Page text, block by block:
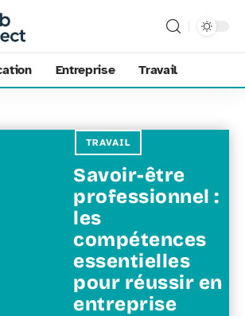
Entreprise Travail
TRAVAIL
Savoir-être
professionnel :
les
compétences
essentielles
pour réussir en
entreprise